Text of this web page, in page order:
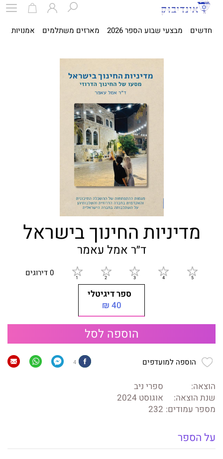
חדשים מבצעי שבוע הספר 2026 מארזים משתלמים אמנויות
מדיניות החינוך בישראל
ד״ר אמל עאמר
0 דירוגים
ספר דיגיטלי
40 ₪
הוספה לסל
הוספה למועדפים 4
הוצאה:
ספרי ניב
שנת הוצאה:
אוגוסט 2024
מספר עמודים: 232
על הספר